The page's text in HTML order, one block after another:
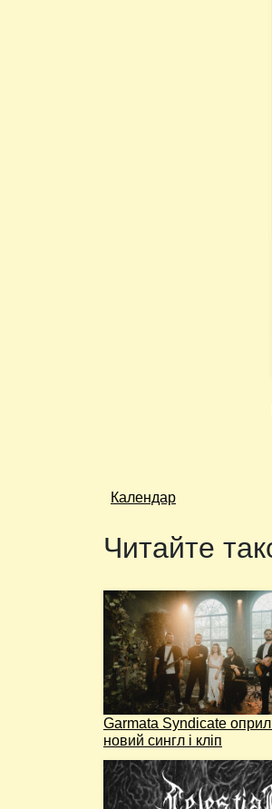
Календар
Читайте
Garmata Syndicate
новий сингл і кліп